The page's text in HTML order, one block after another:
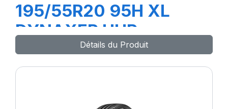
195/55R20 95H XL
DYNAXER UHP
Détails du Produit